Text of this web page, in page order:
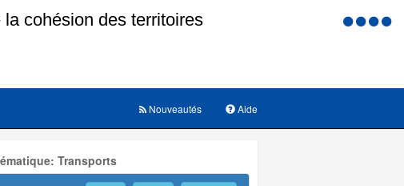
Menu
Aide
Nouveautés
Transports